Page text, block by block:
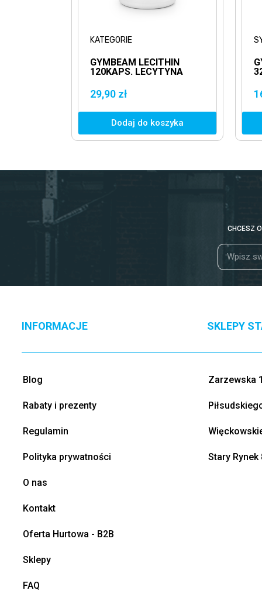
KATEGORIE
GYMBEAM LECITHIN
120KAPS. LECYTYNA
29,90 zł
Dodaj do koszyka
CHCESZ
INFORMACJE
Blog
Rabaty i prezenty
Regulamin
Polityka prywatności
O nas
Kontakt
Oferta Hurtowa - B2B
Sklepy
FAQ
SKLEPY
Zarzewska
Stary